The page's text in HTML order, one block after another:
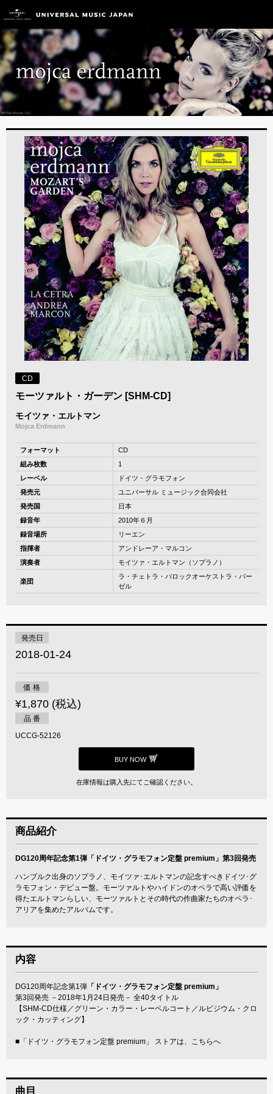
CD
モーツァルト・ガーデン [SHM-CD]
モイツァ・エルトマン
Mojca Erdmann
フォーマット
CD
組み枚数
1
レーベル
ドイツ・グラモフォン
発売元
ユニバーサル ミュージック合同会社
発売国
日本
録音年
2010年６月
録音場所
リーエン
指揮者
アンドレーア・マルコン
演奏者
モイツァ・エルトマン（ソプラノ）
楽団
ラ・チェトラ・バロックオーケストラ・バー
ゼル
発売日
2018-01-24
価 格
¥1,870 (税込)
品 番
UCCG-52126
BUY NOW
在庫情報は購入先にてご確認ください。
商品紹介
DG120周年記念第1弾「ドイツ・グラモフォン定盤 premium」第3回発売
ハンブルク出身のソプラノ、モイツァ･エルトマンの記念すべきドイツ･グ
ラモフォン・デビュー盤。モーツァルトやハイドンのオペラで高い評価を
得たエルトマンらしい、モーツァルトとその時代の作曲家たちのオペラ･
アリアを集めたアルバムです。
内容
DG120周年記念第1弾 「ドイツ・グラモフォン定盤 premium」
第3回発売 －2018年1月24日発売－ 全40タイトル
【SHM-CD仕様／グリーン・カラー・レーベルコート／ルビジウム・クロ
ック・カッティング】
■ 「ドイツ・グラモフォン定盤 premium」 ストアは、こちらへ
曲目